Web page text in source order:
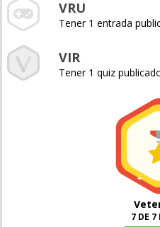
VRU
Tener 1 entrada
VIR
Tener 1 quiz
7 DE 7